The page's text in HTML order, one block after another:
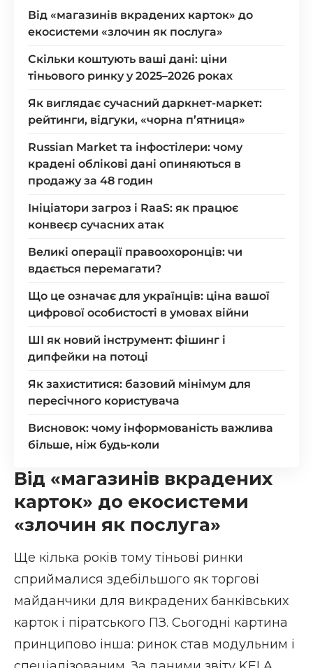
Від «магазинів вкрадених карток» до
екосистеми «злочин як послуга»
Скільки коштують ваші дані: ціни
тіньового ринку у 2025–2026 роках
Як виглядає сучасний даркнет-маркет:
рейтинги, відгуки, «чорна п’ятниця»
Russian Market та інфостілери: чому
крадені облікові дані опиняються в
продажу за 48 годин
Ініціатори загроз і RaaS: як працює
конвеєр сучасних атак
Великі операції правоохоронців: чи
вдається перемагати?
Що це означає для українців: ціна вашої
цифрової особистості в умовах війни
ШІ як новий інструмент: фішинг і
дипфейки на потоці
Як захиститися: базовий мінімум для
пересічного користувача
Висновок: чому інформованість важлива
більше, ніж будь-коли
Від «магазинів вкрадених
карток» до екосистеми
«злочин як послуга»
Ще кілька років тому тіньові ринки
сприймалися здебільшого як торгові
майданчики для викрадених банківських
карток і піратського ПЗ. Сьогодні картина
принципово інша: ринок став модульним і